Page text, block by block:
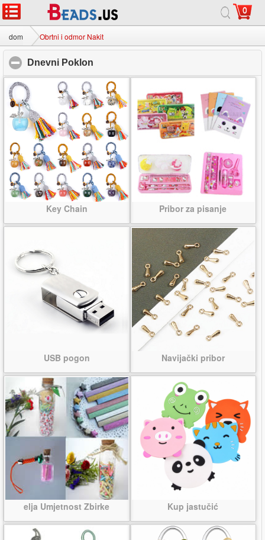
0
dom Obrtni i odmor Nakit
Dnevni Poklon
Key Chain Pribor za pisanje
USB pogon Navijački pribor
elja Umjetnost Zbirke Kup jastučić
dom|o | Kontaktirajte nas
© 2026 Mliječni put Nakit doo Sva prava pridržana.